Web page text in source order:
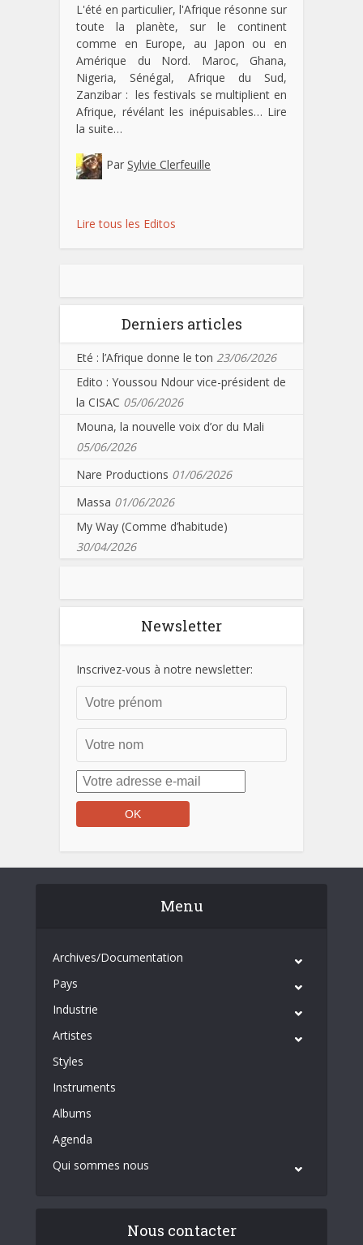
L'été en particulier, l'Afrique résonne sur
toute la planète, sur le continent
comme en Europe, au Japon ou en
Amérique du Nord. Maroc, Ghana,
Nigeria, Sénégal, Afrique du Sud,
Zanzibar : les festivals se multiplient en
Afrique, révélant les inépuisables… Lire
la suite…
Par Sylvie Clerfeuille
Lire tous les Editos
Derniers articles
Eté : l’Afrique donne le ton 23/06/2026
Edito : Youssou Ndour vice-président de
la CISAC 05/06/2026
Mouna, la nouvelle voix d’or du Mali
05/06/2026
Nare Productions 01/06/2026
Massa 01/06/2026
My Way (Comme d’habitude)
30/04/2026
Newsletter
Inscrivez-vous à notre newsletter:
Menu
Archives/Documentation
Pays
Industrie
Artistes
Styles
Instruments
Albums
Agenda
Qui sommes nous
Nous contacter